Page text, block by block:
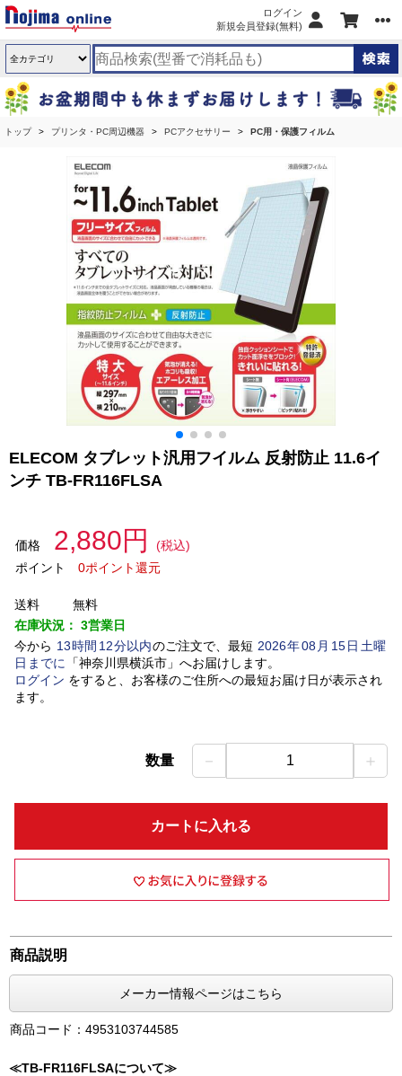
ログイン
新規会員登録(無料)
トップ プリンタ・PC周辺機器 PCアクセサリー PC用・保護フィルム
ELECOM タブレット汎用フイルム 反射防止 11.6イ
ンチ TB-FR116FLSA
価格 2,880円
(税込)
ポイント
0ポイント還元
送料
無料
在庫状況： 3営業日
今から 13時間 12分以内のご注文で、最短 2026年08 月 15日土曜
日 までに 「神奈川県横浜市」 へお届けします。
ログイン をすると、お客様のご住所への最短お届け日が表示され
ます。
数量 － 1 ＋
カートに入れる
商品説明
メーカー情報ページはこちら
商品コード：4953103744585
≪TB-FR116FLSAについて≫